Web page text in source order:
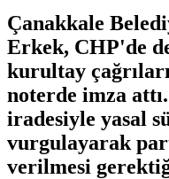
Çanakkale
Erkek, CHP'de
kurultay
noterde imza
iradesiyle yasal
vurgulayarak
verilmesi